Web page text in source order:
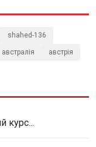
shahed-136
австралія австрія
курс...